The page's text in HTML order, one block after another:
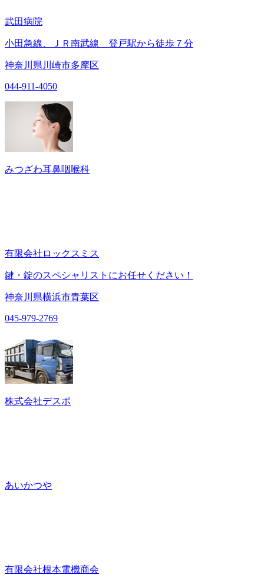
武田病院
小田急線、ＪＲ南武線 登戸駅から徒歩７分
神奈川県川崎市多摩区
044-911-4050
みつざわ耳鼻咽喉科
有限会社ロックスミス
鍵・錠のスペシャリストにお任せください！
神奈川県横浜市青葉区
045-979-2769
株式会社デスポ
あいかつや
有限会社根本電機商会